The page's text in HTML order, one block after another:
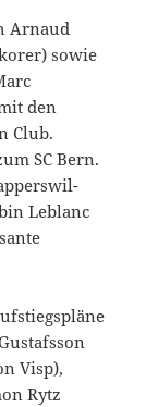
Arnaud
sowie
den
Club.
SC Bern.
Leblanc
Visp),
Rytz